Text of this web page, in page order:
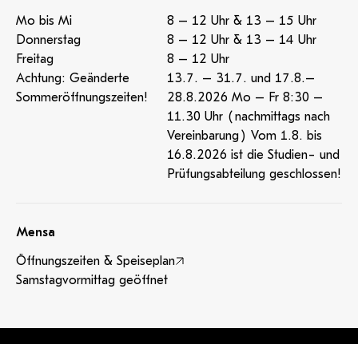
Mo bis Mi
8 – 12 Uhr & 13 – 15 Uhr
Donnerstag
8 – 12 Uhr & 13 – 14 Uhr
Freitag
8 – 12 Uhr
Achtung: Geänderte
Sommeröffnungszeiten!
13.7. – 31.7. und 17.8.–
28.8.2026 Mo – Fr 8:30 –
11.30 Uhr (nachmittags nach
Vereinbarung) Vom 1.8. bis
16.8.2026 ist die Studien- und
Prüfungsabteilung geschlossen!
Mensa
Öffnungszeiten & Speiseplan
Samstagvormittag geöffnet